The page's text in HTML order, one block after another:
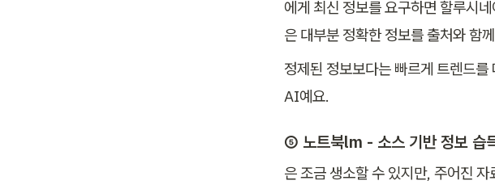
에게 최신 정보를 요구하면 할루시
은 대부분 정확한 정보를 출처와 함
정제된 정보보다는 빠르게 트렌드
AI예요.
⑤ 노트북lm - 소스 기반 정보 습
은 조금 생소할 수 있지만, 주어진 자